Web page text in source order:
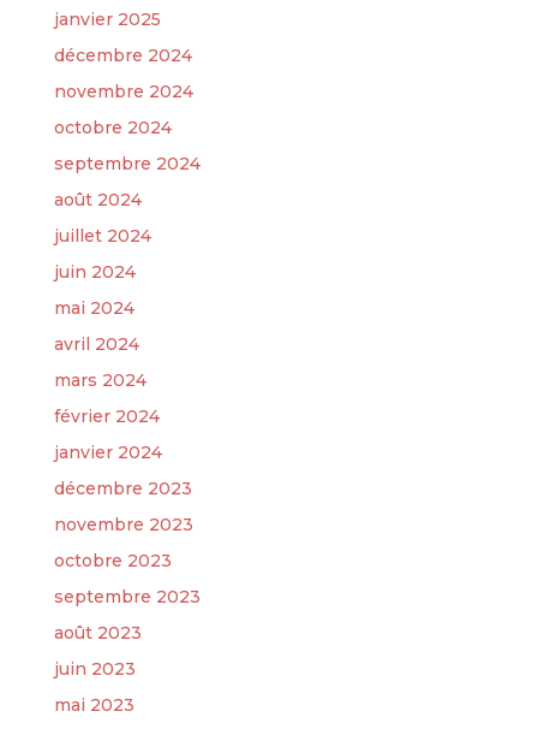
janvier 2025
décembre 2024
novembre 2024
octobre 2024
septembre 2024
août 2024
juillet 2024
juin 2024
mai 2024
avril 2024
mars 2024
février 2024
janvier 2024
décembre 2023
novembre 2023
octobre 2023
septembre 2023
août 2023
juin 2023
mai 2023